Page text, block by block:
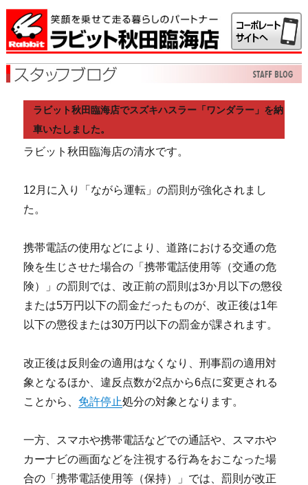
ラビット秋田臨海店でスズキハスラー「ワンダラー」を納
車いたしました。
ラビット秋田臨海店の清水です。
12月に入り「ながら運転」の罰則が強化されまし
た。
携帯電話の使用などにより、道路における交通の危
険を生じさせた場合の「携帯電話使用等（交通の危
険）」の罰則では、改正前の罰則は3か月以下の懲役
または5万円以下の罰金だったものが、改正後は1年
以下の懲役または30万円以下の罰金が課されます。
改正後は反則金の適用はなくなり、刑事罰の適用対
象となるほか、違反点数が2点から6点に変更される
ことから、 免許停止処分の対象となります。
一方、スマホや携帯電話などでの通話や、スマホや
カーナビの画面などを注視する行為をおこなった場
合の「携帯電話使用等（保持）」では、罰則が改正